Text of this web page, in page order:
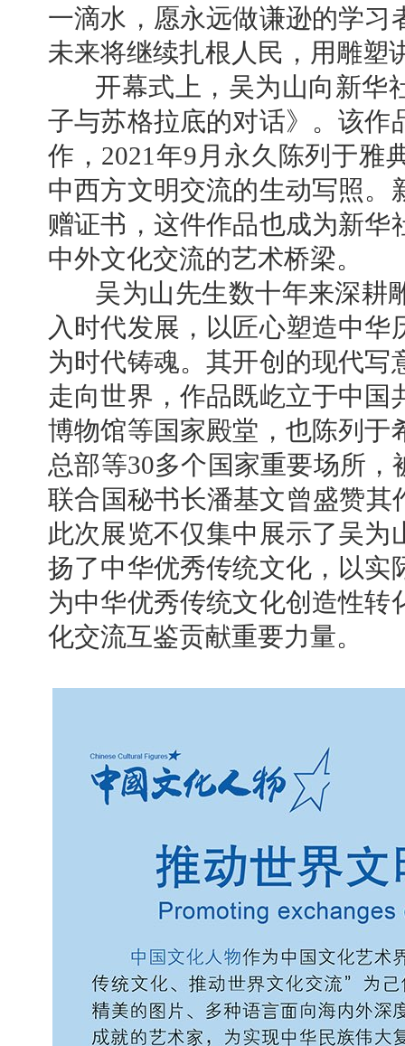
一滴水，愿永远做谦逊的学习
未来将继续扎根人民，用雕塑
开幕式上，吴为山向新华
子与苏格拉底的对话》。该作
作，2021年9月永久陈列于雅
中西方文明交流的生动写照。
赠证书，这件作品也成为新华
中外文化交流的艺术桥梁。
吴为山先生数十年来深耕
入时代发展，以匠心塑造中
为时代铸魂。其开创的现代
走向世界，作品既屹立于中
博物馆等国家殿堂，也陈列于
总部等30多个国家重要场所，
联合国秘书长潘基文曾盛赞其
此次展览不仅集中展示了吴
扬了中华优秀传统文化，以实
为中华优秀传统文化创造性
化交流互鉴贡献重要力量。